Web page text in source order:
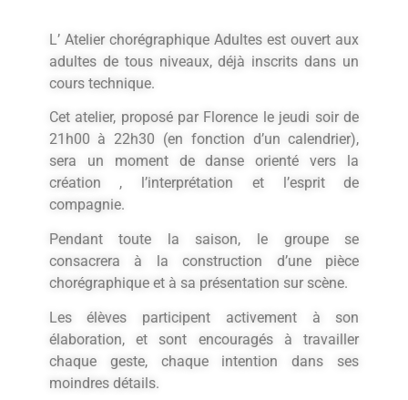
L’ Atelier chorégraphique Adultes est ouvert aux
adultes de tous niveaux, déjà inscrits dans un
cours technique.
Cet atelier, proposé par Florence le jeudi soir de
21h00 à 22h30 (en fonction d’un calendrier),
sera un moment de danse orienté vers la
création , l’interprétation et l’esprit de
compagnie.
Pendant toute la saison, le groupe se
consacrera à la construction d’une pièce
chorégraphique et à sa présentation sur scène.
Les élèves participent activement à son
élaboration, et sont encouragés à travailler
chaque geste, chaque intention dans ses
moindres détails.